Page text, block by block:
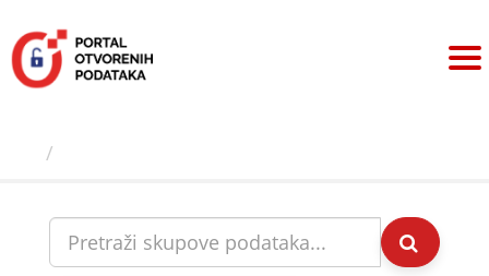
sadržaj